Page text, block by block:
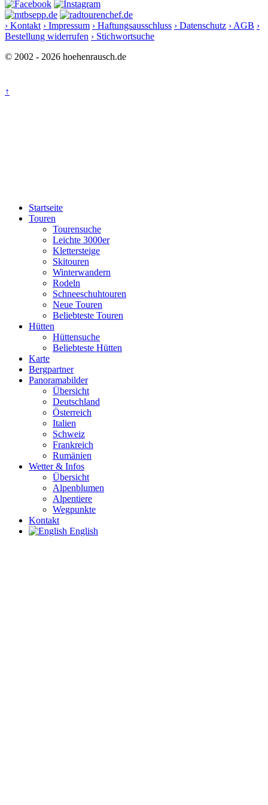
› Kontakt › Impressum › Haftungsausschluss › Datenschutz › AGB ›
Bestellung widerrufen › Stichwortsuche
© 2002 - 2026 hoehenrausch.de
↑
Startseite
Touren
Tourensuche
Leichte 3000er
Klettersteige
Skitouren
Winterwandern
Rodeln
Schneeschuhtouren
Neue Touren
Beliebteste Touren
Hütten
Hüttensuche
Beliebteste Hütten
Karte
Bergpartner
Panoramabilder
Übersicht
Deutschland
Österreich
Italien
Schweiz
Frankreich
Rumänien
Wetter & Infos
Übersicht
Alpenblumen
Alpentiere
Wegpunkte
Kontakt
English